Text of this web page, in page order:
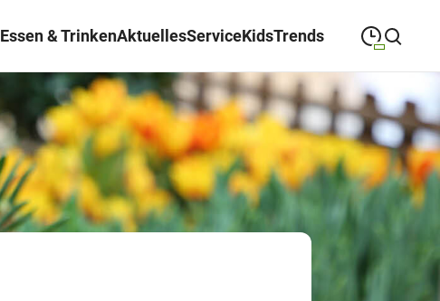
Essen & TrinkenAktuellesServiceKidsTrends
Suche schließenMontag
MONTAG 09:00—19:00
Dienstag
DIENSTAG 09:00—19:00
Mittwoch
MITTWOCH 09:00 —19:00